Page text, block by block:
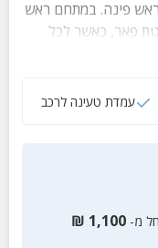
ראש פינה. במתחם ראש
עץ וסוויטת פאר, כאשר לכל
חופשה מושלמת
עמדת טעינה לרכב
מ- 1,100
₪